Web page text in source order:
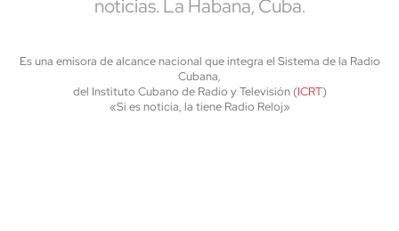
noticias. La Habana, Cuba.
Es una emisora de alcance nacional que integra el Sistema de la Radio
Cubana,
del Instituto Cubano de Radio y Televisión (ICRT)
«Si es noticia, la tiene Radio Reloj»